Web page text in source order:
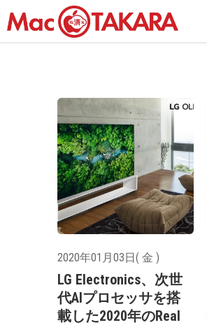
2020年01月03日( 金 )
LG Electronics、次世
代AIプロセッサを搭
載した2020年のReal